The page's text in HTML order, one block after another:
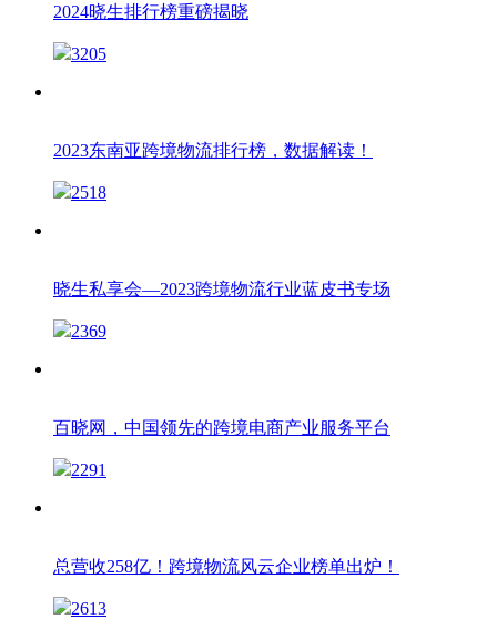
2024晓生排行榜重磅揭晓
3205
2023东南亚跨境物流排行榜，数据解读！
2518
晓生私享会—2023跨境物流行业蓝皮书专场
2369
百晓网，中国领先的跨境电商产业服务平台
2291
总营收258亿！跨境物流风云企业榜单出炉！
2613